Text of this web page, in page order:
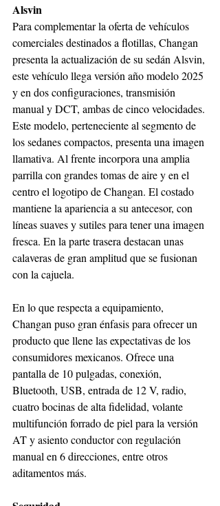
Alsvin
Para complementar la oferta de vehículos
comerciales destinados a flotillas, Changan
presenta la actualización de su sedán Alsvin,
este vehículo llega versión año modelo 2025
y en dos configuraciones, transmisión
manual y DCT, ambas de cinco velocidades.
Este modelo, perteneciente al segmento de
los sedanes compactos, presenta una imagen
llamativa. Al frente incorpora una amplia
parrilla con grandes tomas de aire y en el
centro el logotipo de Changan. El costado
mantiene la apariencia a su antecesor, con
líneas suaves y sutiles para tener una imagen
fresca. En la parte trasera destacan unas
calaveras de gran amplitud que se fusionan
con la cajuela.
En lo que respecta a equipamiento,
Changan puso gran énfasis para ofrecer un
producto que llene las expectativas de los
consumidores mexicanos. Ofrece una
pantalla de 10 pulgadas, conexión,
Bluetooth, USB, entrada de 12 V, radio,
cuatro bocinas de alta fidelidad, volante
multifunción forrado de piel para la versión
AT y asiento conductor con regulación
manual en 6 direcciones, entre otros
aditamentos más.